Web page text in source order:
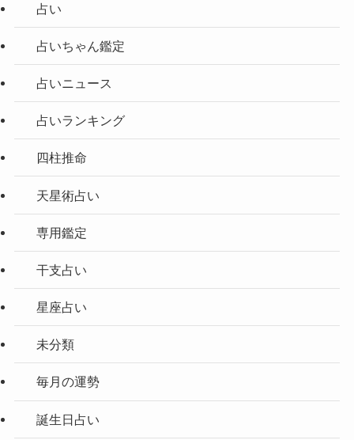
占い
占いちゃん鑑定
占いニュース
占いランキング
四柱推命
天星術占い
専用鑑定
干支占い
星座占い
未分類
毎月の運勢
誕生日占い